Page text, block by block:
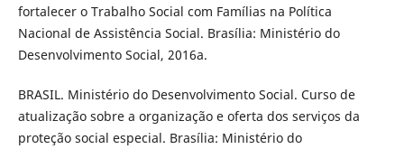
fortalecer o Trabalho Social com Famílias na Política
Nacional de Assistência Social. Brasília: Ministério do
Desenvolvimento Social, 2016a.
BRASIL. Ministério do Desenvolvimento Social. Curso de
atualização sobre a organização e oferta dos serviços da
proteção social especial. Brasília: Ministério do